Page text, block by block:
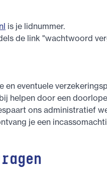
is je lidnummer.
de link "wachtwoord
eventuele
helpen door een
ons administratief
je een